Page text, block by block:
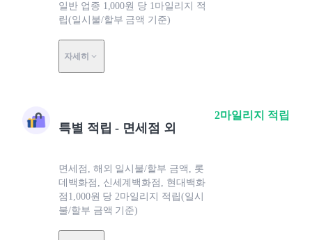
일반 업종 1,000원 당 1마일리지 적
립(일시불/할부 금액 기준)
자세히
특별 적립 - 면세점 외
면세점, 해외 일시불/할부 금액, 롯
데백화점, 신세계백화점, 현대백화
점1,000원 당 2마일리지 적립(일시
불/할부 금액 기준)
2마일리지 적립